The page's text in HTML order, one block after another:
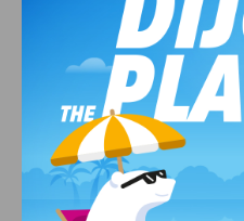
dizaine et une vingtaine
Une belle occasion de
pédaler dans des lieux où
les roues.